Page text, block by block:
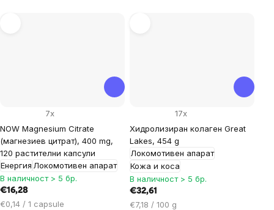
NOW Magnesium Citrate
(магнезиев цитрат), 400 mg,
120 растителни капсули
Енергия Локомотивен апарат
7x
В наличност > 5 бр.
€16,28
Цена
€0,14 / 1 capsule
Хидролизиран колаген Great
Lakes, 454 g
Локомотивен апарат
Кожа и коса
17x
В наличност > 5 бр.
€32,61
Цена
€7,18 / 100 g